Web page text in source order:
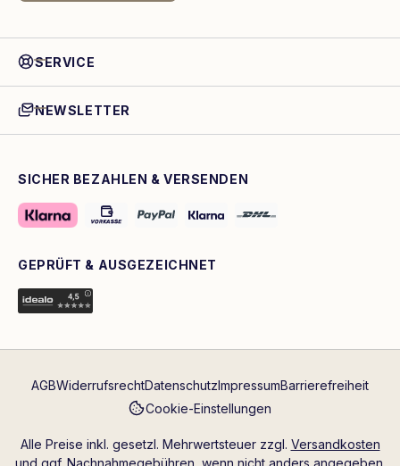
SERVICE
NEWSLETTER
SICHER BEZAHLEN & VERSENDEN
GEPRÜFT & AUSGEZEICHNET
AGBWiderrufsrechtDatenschutzImpressumBarrierefreiheit
Cookie-Einstellungen
Alle Preise inkl. gesetzl. Mehrwertsteuer zzgl. Versandkosten
und ggf. Nachnahmegebühren, wenn nicht anders angegeben.